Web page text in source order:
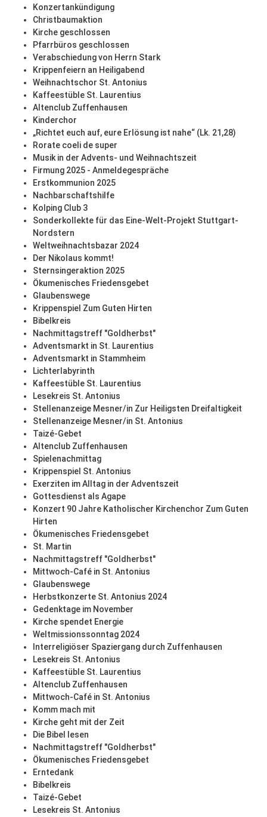
Konzertankündigung
Christbaumaktion
Kirche geschlossen
Pfarrbüros geschlossen
Verabschiedung von Herrn Stark
Krippenfeiern an Heiligabend
Weihnachtschor St. Antonius
Kaffeestüble St. Laurentius
Altenclub Zuffenhausen
Kinderchor
„Richtet euch auf, eure Erlösung ist nahe“ (Lk. 21,28)
Rorate coeli de super
Musik in der Advents- und Weihnachtszeit
Firmung 2025 - Anmeldegespräche
Erstkommunion 2025
Nachbarschaftshilfe
Kolping Club 3
Sonderkollekte für das Eine-Welt-Projekt Stuttgart-
Nordstern
Weltweihnachtsbazar 2024
Der Nikolaus kommt!
Sternsingeraktion 2025
Ökumenisches Friedensgebet
Glaubenswege
Krippenspiel Zum Guten Hirten
Bibelkreis
Nachmittagstreff "Goldherbst"
Adventsmarkt in St. Laurentius
Adventsmarkt in Stammheim
Lichterlabyrinth
Kaffeestüble St. Laurentius
Lesekreis St. Antonius
Stellenanzeige Mesner/in Zur Heiligsten Dreifaltigkeit
Stellenanzeige Mesner/in St. Antonius
Taizé-Gebet
Altenclub Zuffenhausen
Spielenachmittag
Krippenspiel St. Antonius
Exerziten im Alltag in der Adventszeit
Gottesdienst als Agape
Konzert 90 Jahre Katholischer Kirchenchor Zum Guten
Hirten
Ökumenisches Friedensgebet
St. Martin
Nachmittagstreff "Goldherbst"
Mittwoch-Café in St. Antonius
Glaubenswege
Herbstkonzerte St. Antonius 2024
Gedenktage im November
Kirche spendet Energie
Weltmissionssonntag 2024
Interreligiöser Spaziergang durch Zuffenhausen
Lesekreis St. Antonius
Kaffeestüble St. Laurentius
Altenclub Zuffenhausen
Mittwoch-Café in St. Antonius
Komm mach mit
Kirche geht mit der Zeit
Die Bibel lesen
Nachmittagstreff "Goldherbst"
Ökumenisches Friedensgebet
Erntedank
Bibelkreis
Taizé-Gebet
Lesekreis St. Antonius